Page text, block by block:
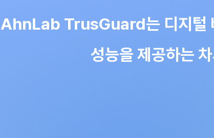
AhnLab TrusGuard는 디지털
성능을 제공하는